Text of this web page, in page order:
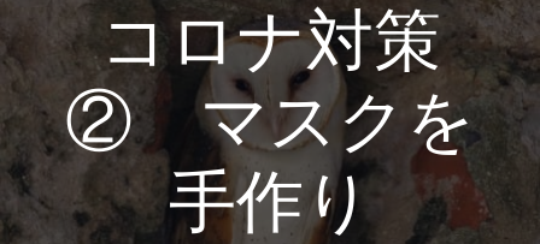
プ
コロナ対策
② マスクを
手作り